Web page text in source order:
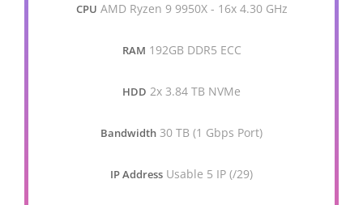
CPU AMD Ryzen 9 9950X - 16x 4.30 GHz
RAM 192GB DDR5 ECC
HDD 2x 3.84 TB NVMe
Bandwidth 30 TB (1 Gbps Port)
IP Address Usable 5 IP (/29)